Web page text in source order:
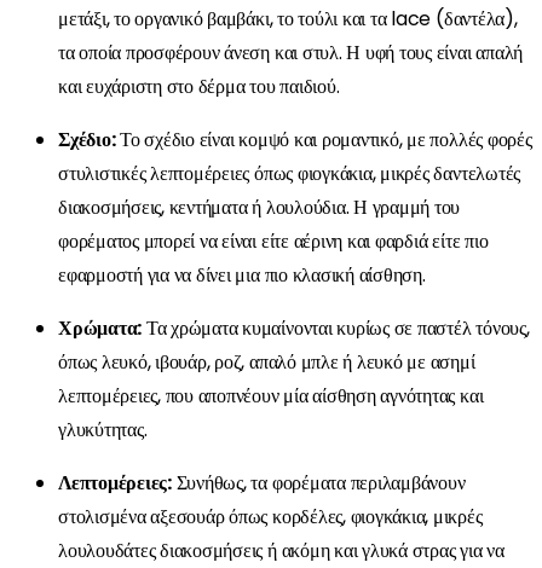
μετάξι, το οργανικό βαμβάκι, το τούλι και τα lace (δαντέλα),
τα οποία προσφέρουν άνεση και στυλ. Η υφή τους είναι απαλή
και ευχάριστη στο δέρμα του παιδιού.
Σχέδιο:Το σχέδιο είναι κομψό και ρομαντικό, με πολλές φορές
στυλιστικές λεπτομέρειες όπως φιογκάκια, μικρές δαντελωτές
διακοσμήσεις, κεντήματα ή λουλούδια. Η γραμμή του
φορέματος μπορεί να είναι είτε αέρινη και φαρδιά είτε πιο
εφαρμοστή για να δίνει μια πιο κλασική αίσθηση.
Χρώματα:Τα χρώματα κυμαίνονται κυρίως σε παστέλ τόνους,
όπως λευκό, ιβουάρ, ροζ, απαλό μπλε ή λευκό με ασημί
λεπτομέρειες, που αποπνέουν μία αίσθηση αγνότητας και
γλυκύτητας.
Λεπτομέρειες:Συνήθως, τα φορέματα περιλαμβάνουν
στολισμένα αξεσουάρ όπως κορδέλες, φιογκάκια, μικρές
λουλουδάτες διακοσμήσεις ή ακόμη και γλυκά στρας για να